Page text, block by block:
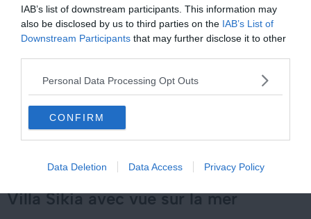
IAB’s list of downstream participants. This information may
also be disclosed by us to third parties on the IAB’s List of
Downstream Participants that may further disclose it to other
Personal Data Processing Opt Outs
CONFIRM
Data Deletion Data Access Privacy Policy
ruelles pittoresques et de petites places, la villa vous
plonge dans l’authenticité de l’île.
Voir ce logement
Villa Sikia avec vue sur la mer